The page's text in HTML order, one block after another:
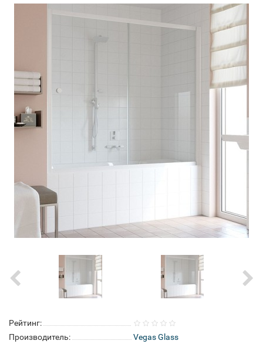
Рейтинг:
Производитель:
Vegas Glass